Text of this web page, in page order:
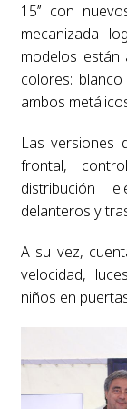
15’’ con
mecanizada
modelos
colores:
ambos
Las versiones
frontal,
distribución
delanteros y
A su vez,
velocidad,
niños en